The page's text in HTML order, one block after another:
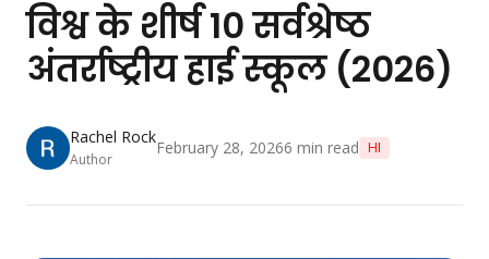
विश्व के शीर्ष 10 सर्वश्रेष्ठ
अंतर्राष्ट्रीय हाई स्कूल (2026)
Rachel Rock
Author
February 28, 20266 min read HI